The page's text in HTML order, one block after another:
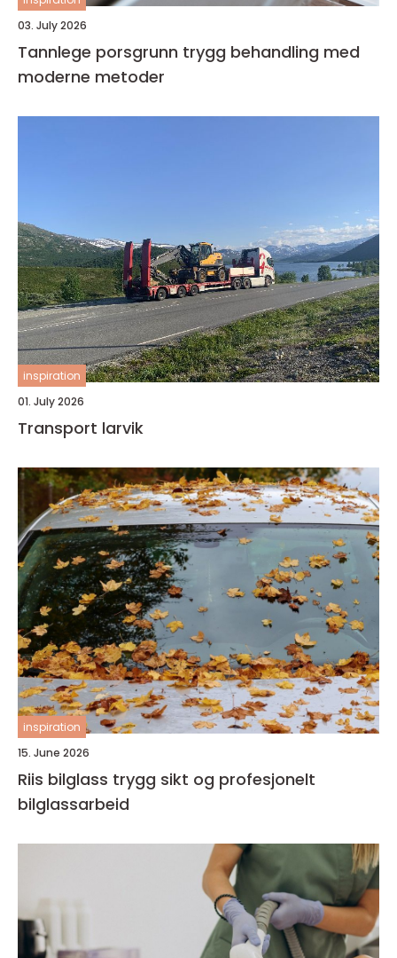
03. July 2026
Tannlege porsgrunn trygg behandling med
moderne metoder
inspiration
01. July 2026
Transport larvik
inspiration
15. June 2026
Riis bilglass trygg sikt og profesjonelt
bilglassarbeid